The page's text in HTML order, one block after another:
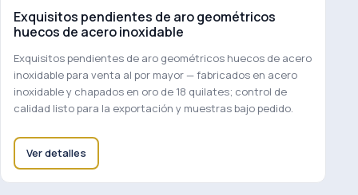
Exquisitos pendientes de aro geométricos
huecos de acero inoxidable
Exquisitos pendientes de aro geométricos huecos de acero
inoxidable para venta al por mayor — fabricados en acero
inoxidable y chapados en oro de 18 quilates; control de
calidad listo para la exportación y muestras bajo pedido.
Ver detalles